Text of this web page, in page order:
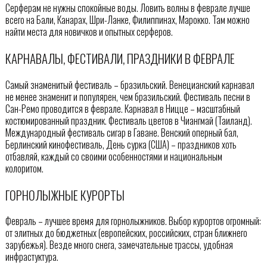
Серферам не нужны спокойные воды. Ловить волны в феврале лучше
всего на Бали, Канарах, Шри-Ланке, Филиппинах, Марокко. Там можно
найти места для новичков и опытных серферов.
КАРНАВАЛЫ, ФЕСТИВАЛИ, ПРАЗДНИКИ В ФЕВРАЛЕ
Самый знаменитый фестиваль – бразильский. Венецианский карнавал
не менее знаменит и популярен, чем бразильский. Фестиваль песни в
Сан-Ремо проводится в феврале. Карнавал в Ницце – масштабный
костюмированный праздник. Фестиваль цветов в Чиангмай (Таиланд).
Международный фестиваль сигар в Гаване. Венский оперный бал,
Берлинский кинофестиваль, День сурка (США) – праздников хоть
отбавляй, каждый со своими особенностями и национальным
колоритом.
ГОРНОЛЫЖНЫЕ КУРОРТЫ
Февраль – лучшее время для горнолыжников. Выбор курортов огромный:
от элитных до бюджетных (европейских, российских, стран ближнего
зарубежья). Везде много снега, замечательные трассы, удобная
инфрастуктура.